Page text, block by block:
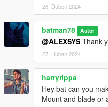
26. Duben 2024
batman78 Autor
@ALEXSYS Thank
27. Duben 2024
harryrippa
Hey bat can you
Mount and blade or